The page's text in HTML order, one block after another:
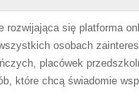
się platforma
osobach
placówek
które chcą świadomie